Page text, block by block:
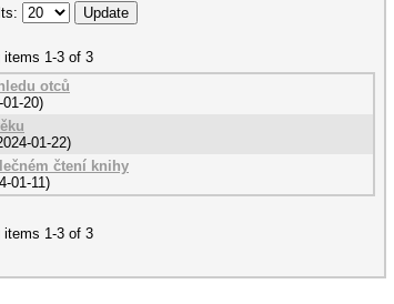
items 1-3 of 3
otců
01-20)
01-22)
čtení knihy
01-11)
items 1-3 of 3